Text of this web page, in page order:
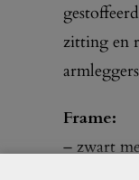
zitting en
Frame:
– zwart